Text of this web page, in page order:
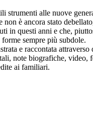
strumenti alle nuove
non è ancora stato
in questi anni e che,
sempre più subdole.
e raccontata attraverso
note biografiche, video,
ai familiari.